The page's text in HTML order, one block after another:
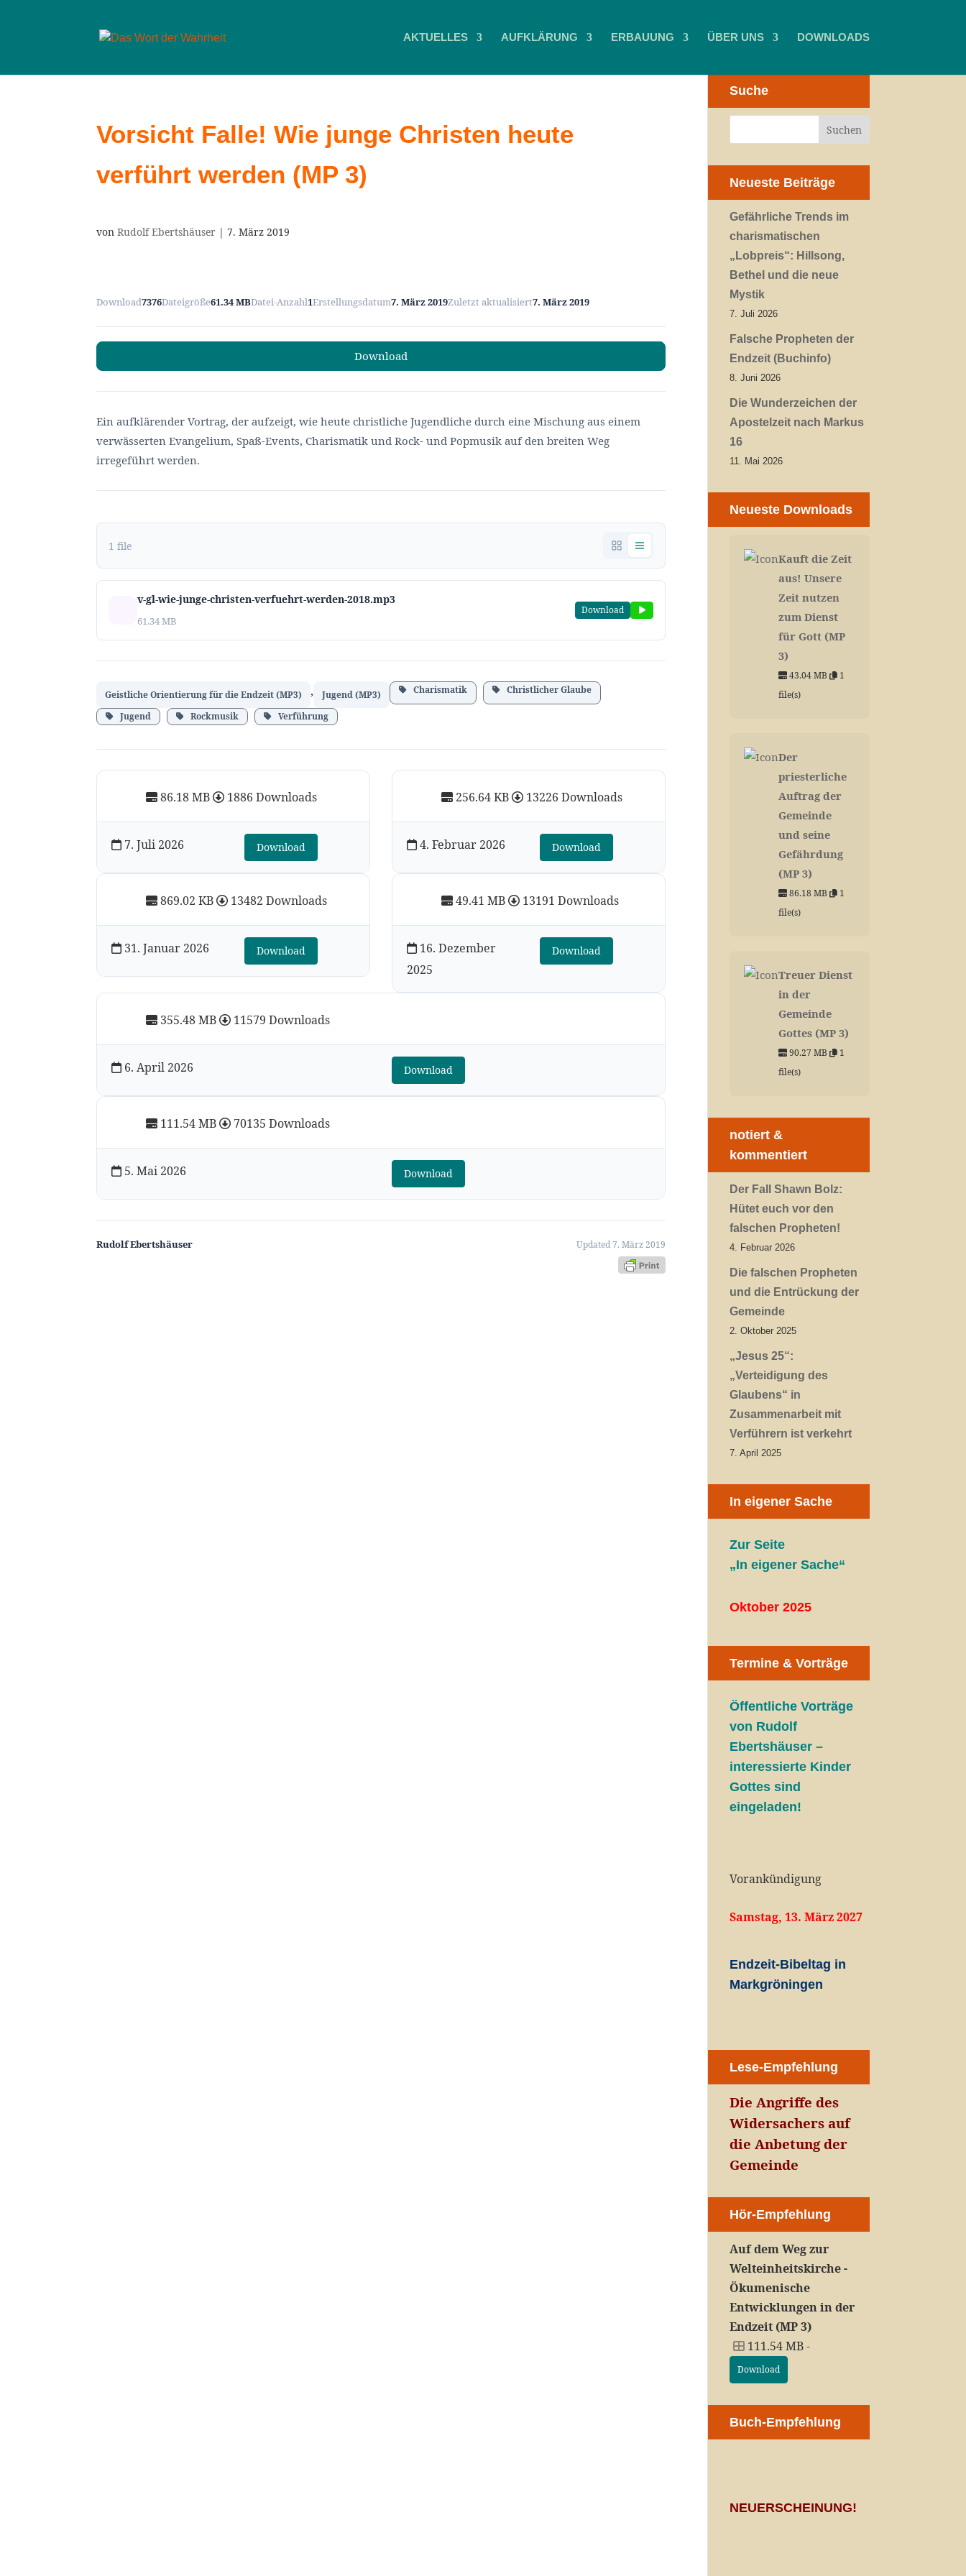
AKTUELLES AUFKLÄRUNG ERBAUUNG ÜBER UNS DOWNLOADS
Vorsicht Falle! Wie junge Christen heute
verführt werden (MP 3)
vonRudolf Ebertshäuser |7. März 2019
Download7376Dateigröße61.34 MBDatei-Anzahl1Erstellungsdatum7. März 2019Zuletzt aktualisiert7. März 2019
Download
Ein aufklärender Vortrag, der aufzeigt, wie heute christliche Jugendliche durch eine Mischung aus einem
verwässerten Evangelium, Spaß-Events, Charismatik und Rock- und Popmusik auf den breiten Weg
irregeführt werden.
1 file
v-gl-wie-junge-christen-verfuehrt-werden-2018.mp3
61.34 MB
Download
Geistliche Orientierung für die Endzeit (MP3) , Jugend (MP3) Charismatik Christlicher Glaube
Jugend Rockmusik Verführung
86.18 MB 1886 Downloads
7. Juli 2026 Download
111.54 MB 70135 Downloads
5. Mai 2026 Download
355.48 MB 11579 Downloads
6. April 2026 Download
256.64 KB 13226 Downloads
4. Februar 2026 Download
869.02 KB 13482 Downloads
31. Januar 2026 Download
49.41 MB 13191 Downloads
16. Dezember
2025
Download
Rudolf Ebertshäuser Updated 7. März 2019
Suche
Neueste Beiträge
Gefährliche Trends im
charismatischen
„Lobpreis“: Hillsong,
Bethel und die neue
Mystik
7. Juli 2026
Falsche Propheten der
Endzeit (Buchinfo)
8. Juni 2026
Die Wunderzeichen der
Apostelzeit nach Markus
16
11. Mai 2026
Neueste Downloads
Kauft die Zeit
aus! Unsere
Zeit nutzen
zum Dienst
für Gott (MP
3)
43.04 MB
1
file(s)
Der
priesterliche
Auftrag der
Gemeinde
und seine
Gefährdung
(MP 3)
86.18 MB
1
file(s)
Treuer Dienst
in der
Gemeinde
Gottes (MP 3)
90.27 MB
1
file(s)
notiert &
kommentiert
Der Fall Shawn Bolz:
Hütet euch vor den
falschen Propheten!
4. Februar 2026
Die falschen Propheten
und die Entrückung der
Gemeinde
2. Oktober 2025
„Jesus 25“:
„Verteidigung des
Glaubens“ in
Zusammenarbeit mit
Verführern ist verkehrt
7. April 2025
In eigener Sache
Zur Seite
„In eigener Sache“
Oktober 2025
Termine & Vorträge
Öffentliche Vorträge
von Rudolf
Ebertshäuser –
interessierte Kinder
Gottes sind
eingeladen!
Vorankündigung
Samstag, 13. März 2027
Endzeit-Bibeltag in
Markgröningen
Lese-Empfehlung
Die Angriffe des
Widersachers auf
die Anbetung der
Gemeinde
Hör-Empfehlung
Auf dem Weg zur
Welteinheitskirche -
Ökumenische
Entwicklungen in der
Endzeit (MP 3)
111.54 MB -
Download
Buch-Empfehlung
NEUERSCHEINUNG!